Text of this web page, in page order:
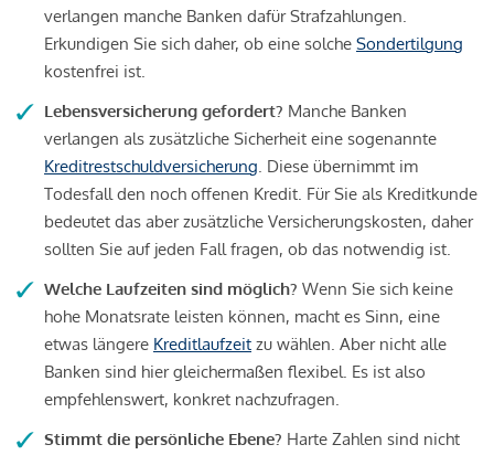
verlangen manche Banken dafür Strafzahlungen.
Erkundigen Sie sich daher, ob eine solche Sondertilgung
kostenfrei ist.
Lebensversicherung gefordert? Manche Banken
verlangen als zusätzliche Sicherheit eine sogenannte
Kreditrestschuldversicherung. Diese übernimmt im
Todesfall den noch offenen Kredit. Für Sie als Kreditkunde
bedeutet das aber zusätzliche Versicherungskosten, daher
sollten Sie auf jeden Fall fragen, ob das notwendig ist.
Welche Laufzeiten sind möglich? Wenn Sie sich keine
hohe Monatsrate leisten können, macht es Sinn, eine
etwas längere Kreditlaufzeit zu wählen. Aber nicht alle
Banken sind hier gleichermaßen flexibel. Es ist also
empfehlenswert, konkret nachzufragen.
Stimmt die persönliche Ebene? Harte Zahlen sind nicht